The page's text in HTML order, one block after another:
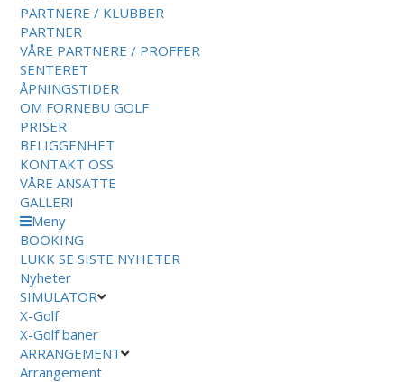
PARTNERE / KLUBBER
PARTNER
VÅRE PARTNERE / PROFFER
SENTERET
ÅPNINGSTIDER
OM FORNEBU GOLF
PRISER
BELIGGENHET
KONTAKT OSS
VÅRE ANSATTE
GALLERI
Meny
BOOKING
LUKK SE SISTE NYHETER
Nyheter
SIMULATOR
X-Golf
X-Golf baner
ARRANGEMENT
Arrangement